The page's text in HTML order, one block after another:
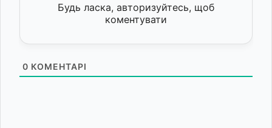
Будь ласка, авторизуйтесь, щоб
коментувати
0 КОМЕНТАРІ